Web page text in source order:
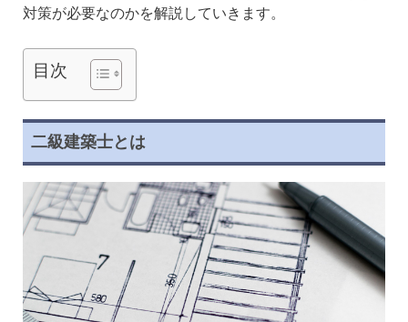
対策が必要なのかを解説していきます。
目次
二級建築士とは